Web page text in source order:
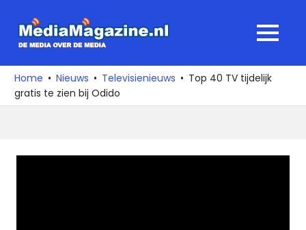
naar
media
over
de
MENU
Home Nieuws Televisienieuws
Top 40 TV tijdelijk
gratis te zien bij Odido